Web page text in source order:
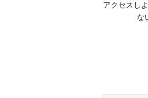
アクセスし
な